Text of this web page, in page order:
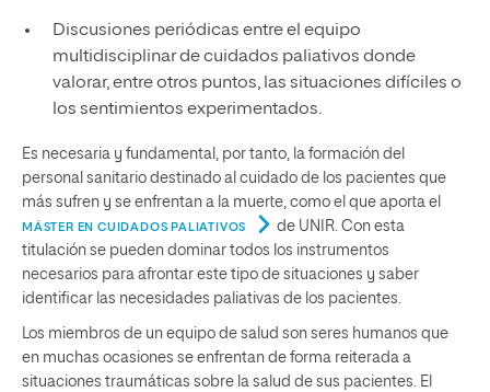
Discusiones periódicas entre el equipo
multidisciplinar de cuidados paliativos donde
valorar, entre otros puntos, las situaciones difíciles o
los sentimientos experimentados.
Es necesaria y fundamental, por tanto, la formación del
personal sanitario destinado al cuidado de los pacientes que
más sufren y se enfrentan a la muerte, como el que aporta el
MÁSTER EN CUIDADOS PALIATIVOS
de UNIR. Con esta
titulación se pueden dominar todos los instrumentos
necesarios para afrontar este tipo de situaciones y saber
identificar las necesidades paliativas de los pacientes.
Los miembros de un equipo de salud son seres humanos que
en muchas ocasiones se enfrentan de forma reiterada a
situaciones traumáticas sobre la salud de sus pacientes. El